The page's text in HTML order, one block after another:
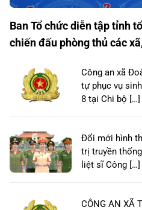
Ban Tổ chức diễn tập tỉnh
chiến đấu phòng thủ các
Công an xã
tự phục vụ
8 tại Chi bộ […]
Đổi mới hình
trị truyền
liệt sĩ Công […]
CÔNG AN XÃ